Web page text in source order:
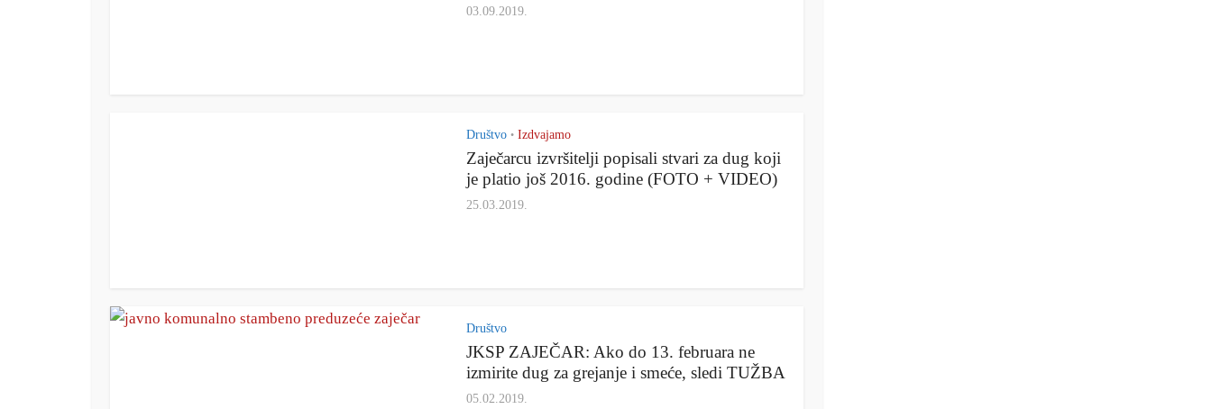
03.09.2019.
Društvo • Izdvajamo
Zaječarcu izvršitelji popisali stvari za dug koji
je platio još 2016. godine (FOTO + VIDEO)
25.03.2019.
Društvo
JKSP ZAJEČAR: Ako do 13. februara ne
izmirite dug za grejanje i smeće, sledi TUŽBA
05.02.2019.